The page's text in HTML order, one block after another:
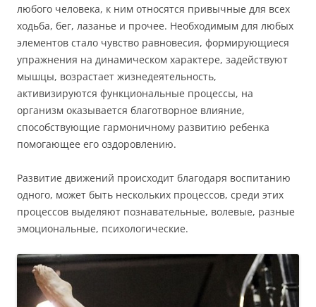
любого человека, к ним относятся привычные для всех
ходьба, бег, лазанье и прочее. Необходимым для любых
элементов стало чувство равновесия, формирующиеся
упражнения на динамическом характере, задействуют
мышцы, возрастает жизнедеятельность,
активизируются функциональные процессы, на
организм оказывается благотворное влияние,
способствующие гармоничному развитию ребенка
помогающее его оздоровлению.
Развитие движений происходит благодаря воспитанию
одного, может быть нескольких процессов, среди этих
процессов выделяют познавательные, волевые, разные
эмоциональные, психологические.